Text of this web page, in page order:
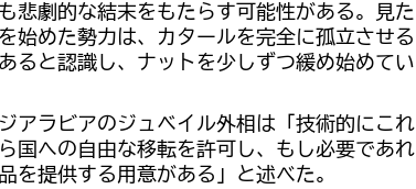
悲劇的な結末をもたらす可能性がある。見た
始めた勢力は、カタールを完全に孤立させる
ると認識し、ナットを少しずつ緩め始めてい
アラビアのジュベイル外相は「技術的にこれ
国への自由な移転を許可し、もし必要であれ
を提供する用意がある」と述べた。